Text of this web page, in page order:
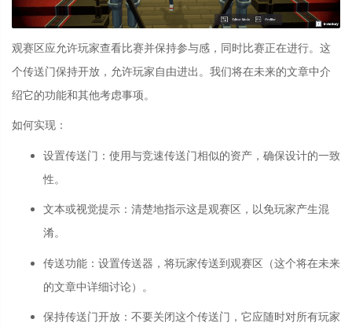
观赛区应允许玩家查看比赛并保持参与感，同时比赛正在进行。这
个传送门保持开放，允许玩家自由进出。我们将在未来的文章中介
绍它的功能和其他考虑事项。
如何实现：
设置传送门 ： 使用与竞速传送门相似的资产，确保设计的一致
性。
文本或视觉提示 ： 清楚地指示这是观赛区，以免玩家产生混
淆。
传送功能 ： 设置传送器，将玩家传送到观赛区（这个将在未来
的文章中详细讨论）。
保持传送门开放 ： 不要关闭这个传送门，它应随时对所有玩家